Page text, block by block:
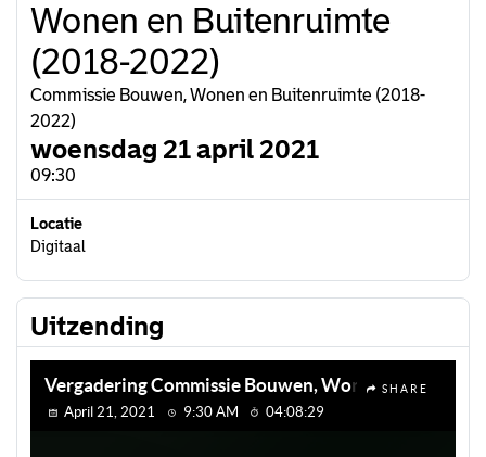
Wonen en Buitenruimte
(2018-2022)
Commissie Bouwen, Wonen en Buitenruimte (2018-
2022)
woensdag 21 april 2021
09:30
Locatie
Digitaal
Uitzending